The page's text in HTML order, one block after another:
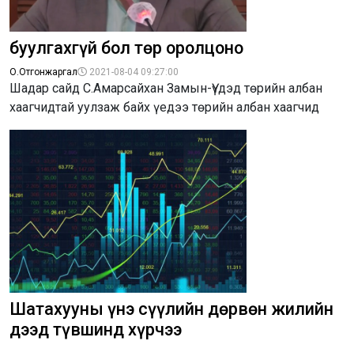
буулгахгүй бол төр оролцоно
О.Отгонжаргал 2021-08-04 09:27:00
Шадар сайд С.Амарсайхан Замын-Үүдэд төрийн албан
хаагчидтай уулзаж байх үедээ төрийн албан хаагчид
Шатахууны үнэ сүүлийн дөрвөн жилийн
дээд түвшинд хүрчээ